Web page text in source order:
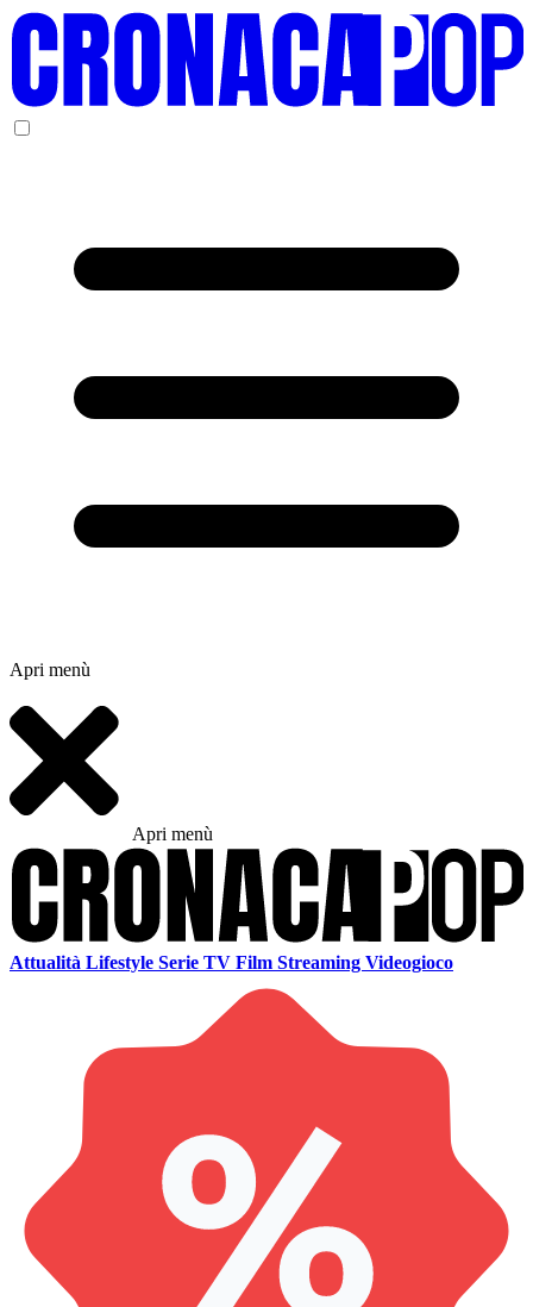
Apri menù
Apri menù
Attualità Lifestyle Serie TV Film Streaming Videogioco